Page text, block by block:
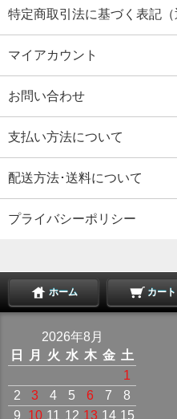
特定商取引法に基づく表記（
マイアカウント
お問い合わせ
支払い方法について
配送方法･送料について
プライバシーポリシー
ホーム カート
2026年8月
日
月 火 水 木 金 土
1
2
3 4 5 6 7
8
9
10 11 12 13 14 15